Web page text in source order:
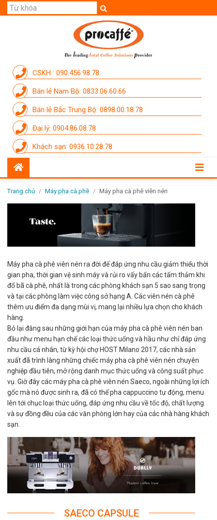
CSKH : 090.456.98.78
Bán lẻ Nam Bộ: 0833.06.60.66
Bán lẻ Bắc Trung Bộ: 0898.00.18.78
Đại lý: 0904.86.08.78
Khách sạn: 0936.10.28.78
DỊCH VỤ
CẨM NANG
THÀNH VIÊN PROCAFFE
KHUYẾN MÃI
SỰ KIỆN THƯƠNG HIỆU
LIÊN HỆ
Trang chủ / Máy pha cà phê / Máy pha cà phê viên nén
Máy pha cà phê viên nén ra đời để đáp ứng nhu cầu giảm thiểu thời
gian pha, thời gian vệ sinh máy và rủi ro vấy bẩn các tấm thảm khi
đổ bã cà phê, nhất là trong các phòng khách sạn 5 sao sang trọng
và tại các phòng làm việc công sở hạng A. Các viên nén cà phê
thêm ưu điểm đa dạng mùi vị, mang lại nhiều lựa chọn cho khách
hàng.
Bỏ lại đằng sau những giới hạn của máy pha cà phê viên nén ban
đầu như menu hạn chế các loại thức uống và hầu như chỉ đáp ứng
nhu cầu cá nhân, từ kỳ hội chợ HOST Milano 2017, các nhà sản
xuất đã trình làng những chiếc máy pha cà phê viên nén chuyên
nghiệp đầu tiên, mở rộng danh mục thức uống và công suất phục
vụ. Giờ đây các máy pha cà phê viên nén Saeco, ngoài những lợi ích
gốc mà nó được sinh ra, đã có thể pha cappuccino tự động, menu
lên tới chục loại thức uống, đáp ứng nhu cầu về tốc độ, chất lượng
và sự đồng đều của các văn phòng lớn hay của các nhà hàng khách
sạn.
SAECO CAPSULE